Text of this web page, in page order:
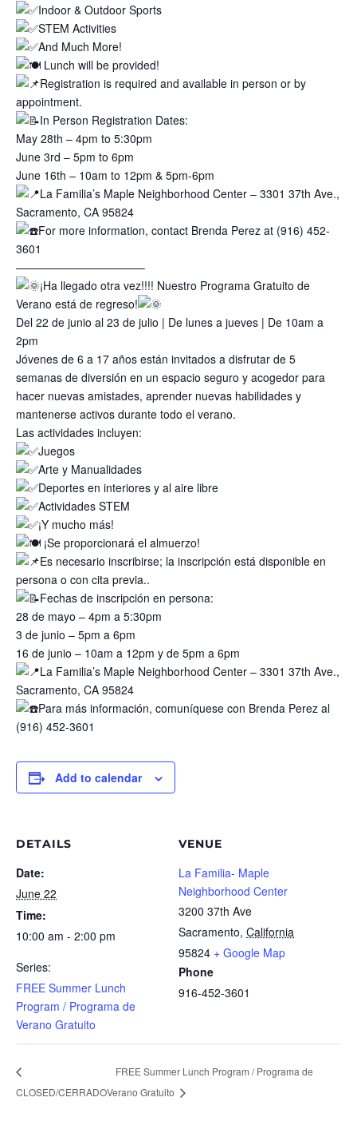
Indoor & Outdoor Sports
STEM Activities
And Much More!
Lunch will be provided!
Registration is required and available in person or by
appointment.
In Person Registration Dates:
May 28th – 4pm to 5:30pm
June 3rd – 5pm to 6pm
June 16th – 10am to 12pm & 5pm-6pm
La Familia’s Maple Neighborhood Center – 3301 37th Ave.,
Sacramento, CA 95824
For more information, contact Brenda Perez at (916) 452-
3601
———————————–
¡Ha llegado otra vez!!!! Nuestro Programa Gratuito de
Verano está de regreso!
Del 22 de junio al 23 de julio | De lunes a jueves | De 10am a
2pm
Jóvenes de 6 a 17 años están invitados a disfrutar de 5
semanas de diversión en un espacio seguro y acogedor para
hacer nuevas amistades, aprender nuevas habilidades y
mantenerse activos durante todo el verano.
Las actividades incluyen:
Juegos
Arte y Manualidades
Deportes en interiores y al aire libre
Actividades STEM
¡Y mucho más!
¡Se proporcionará el almuerzo!
Es necesario inscribirse; la inscripción está disponible en
persona o con cita previa..
Fechas de inscripción en persona:
28 de mayo – 4pm a 5:30pm
3 de junio – 5pm a 6pm
16 de junio – 10am a 12pm y de 5pm a 6pm
La Familia’s Maple Neighborhood Center – 3301 37th Ave.,
Sacramento, CA 95824
Para más información, comuníquese con Brenda Perez al
(916) 452-3601
Add to calendar
DETAILS
Date:
June 22
Time:
10:00 am - 2:00 pm
Series:
FREE Summer Lunch
Program / Programa de
Verano Gratuito
VENUE
La Familia- Maple
Neighborhood Center
3200 37th Ave
Sacramento, California
95824 + Google Map
Phone
916-452-3601
CLOSED/CERRADO
FREE Summer Lunch Program / Programa de
Verano Gratuito